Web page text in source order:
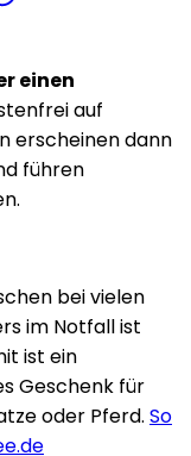
einen
auf
erscheinen dann
führen
bei vielen
im Notfall ist
ist ein
Geschenk für
oder Pferd. So